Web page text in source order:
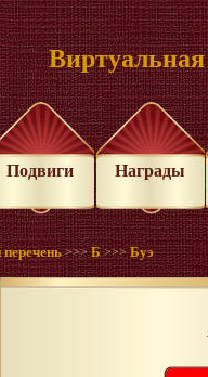
Подвиги Награды
>>>Б >>>Буэ